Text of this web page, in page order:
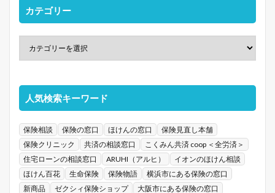
カテゴリー
人気検索キーワード
保険相談 保険の窓口 ほけんの窓口
保険見直し本舗
保険クリニック
共済の相談窓口
こくみん共済 coop ＜全労済＞
住宅ローンの相談窓口
ARUHI（アルヒ）
イオンのほけん相談
ほけん百花
生命保険 保険物語
横浜市にある保険の窓口
新商品
ゼクシィ保険ショップ
大阪市にある保険の窓口